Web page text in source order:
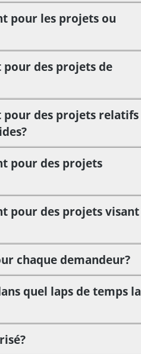
pour les projets ou
pour des projets de
pour des projets relatifs
pour des projets
pour des projets visant
chaque demandeur?
quel laps de temps la